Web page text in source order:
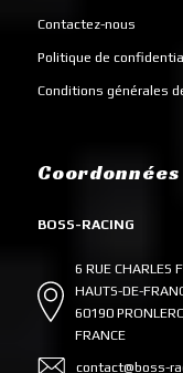
Contactez-nous
Politique de
Conditions générales
Coordonnées
BOSS-RACING
6 RUE CHARLES
HAUTS-DE-
60190
FRANCE
contact@boss-